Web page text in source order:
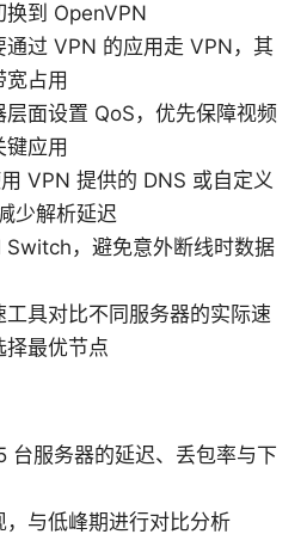
换到 OpenVPN
过 VPN 的应用走 VPN，其
占用
面设置 QoS，优先保障视频
应用
VPN 提供的 DNS 或自定义
少解析延迟
Switch，避免意外断线时数据
具对比不同服务器的实际速
择最优节点
台服务器的延迟、丢包率与下
与低峰期进行对比分析